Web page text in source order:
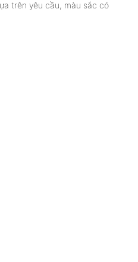
trên yêu cầu, màu sắc có